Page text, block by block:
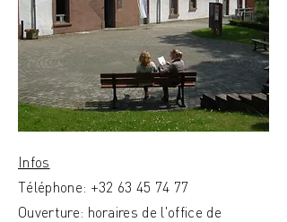
Infos
Téléphone: +32 63 45 74 77
Ouverture: horaires de l'office de